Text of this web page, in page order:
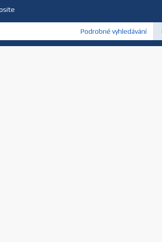
Podrobné vyhledávání